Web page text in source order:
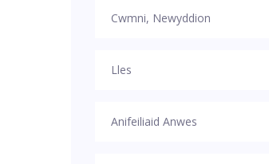
Cwmni, Newyddion
Lles
Anifeiliaid Anwes